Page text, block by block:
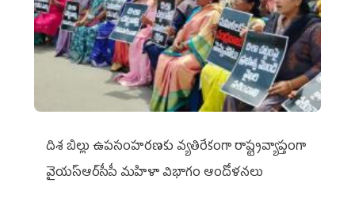
దిశ బిల్లు ఉపసంహరణకు వ్యతిరేకంగా రాష్ట్రవ్యాప్తంగా
వైయ‌స్ఆర్‌సీపీ మహిళా విభాగం ఆందోళనలు